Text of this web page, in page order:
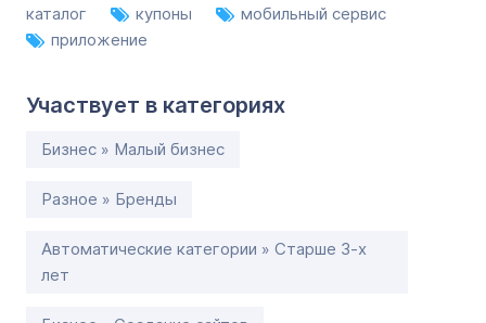
каталог
купоны
мобильный сервис
приложение
Участвует в категориях
Бизнес » Малый бизнес
Разное » Бренды
Автоматические категории » Старше 3-х
лет